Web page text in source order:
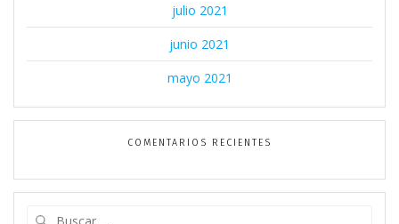
julio 2021
junio 2021
mayo 2021
COMENTARIOS RECIENTES